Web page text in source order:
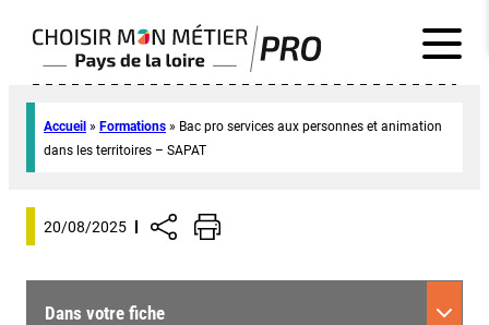
Accueil » Formations » Bac pro services aux personnes et animation
dans les territoires – SAPAT
20/08/2025
Dans votre fiche